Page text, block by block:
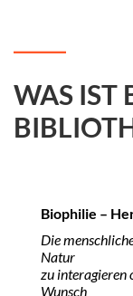
WAS IST
Biophilie –
Die
Natur
zu interagieren
Wunsch